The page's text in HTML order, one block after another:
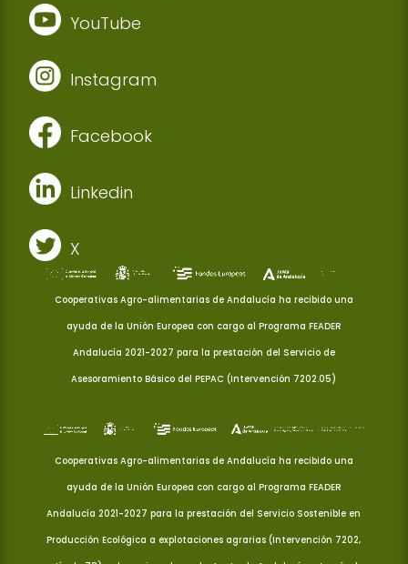
YouTube
Instagram
Facebook
Linkedin
X
Cooperativas Agro-alimentarias de Andalucía ha recibido una
ayuda de la Unión Europea con cargo al Programa FEADER
Andalucía 2021-2027 para la prestación del Servicio de
Asesoramiento Básico del PEPAC (Intervención 7202.05)
Cooperativas Agro-alimentarias de Andalucía ha recibido una
ayuda de la Unión Europea con cargo al Programa FEADER
Andalucía 2021-2027 para la prestación del Servicio Sostenible en
Producción Ecológica a explotaciones agrarias (Intervención 7202,